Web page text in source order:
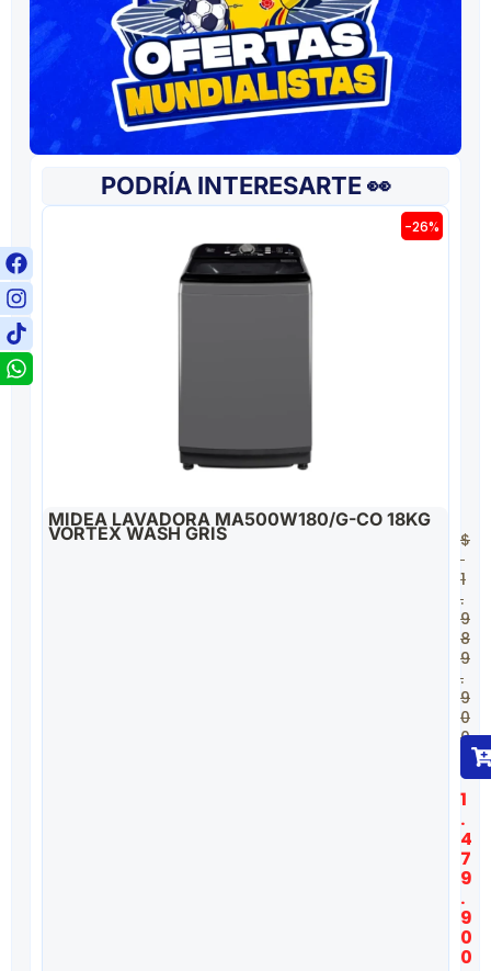
PODRÍA INTERESARTE 👀
-26%
MIDEA LAVADORA MA500W180/G-CO 18KG
VORTEX WASH GRIS
$
1
.
9
8
9
.
9
0
0
1
.
4
7
9
.
9
0
0